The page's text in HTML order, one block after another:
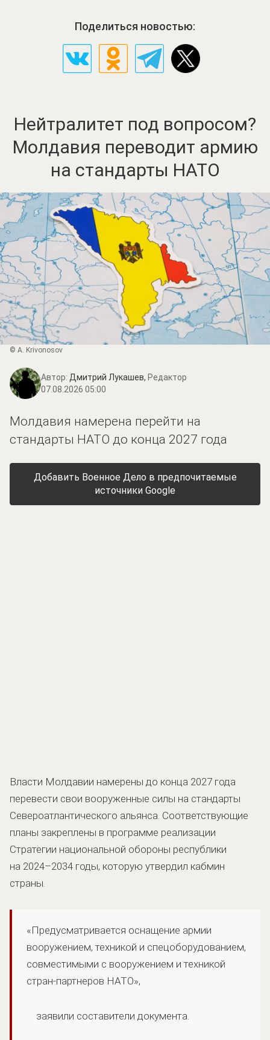
Поделиться новостью:
Нейтралитет под вопросом?
Молдавия переводит армию
на стандарты НАТО
© A. Krivonosov
Автор: Дмитрий Лукашев, Редактор
07.08.2026 05:00
Молдавия намерена перейти на
стандарты НАТО до конца 2027 года
Добавить Военное Дело в предпочитаемые
источники Google
Власти Молдавии намерены до конца 2027 года
перевести свои вооруженные силы на стандарты
Североатлантического альянса. Соответствующие
планы закреплены в программе реализации
Стратегии национальной обороны республики
на 2024–2034 годы, которую утвердил кабмин
страны.
«Предусматривается оснащение армии
вооружением, техникой и спецоборудованием,
совместимыми с вооружением и техникой
стран-партнеров НАТО»,
заявили составители документа.